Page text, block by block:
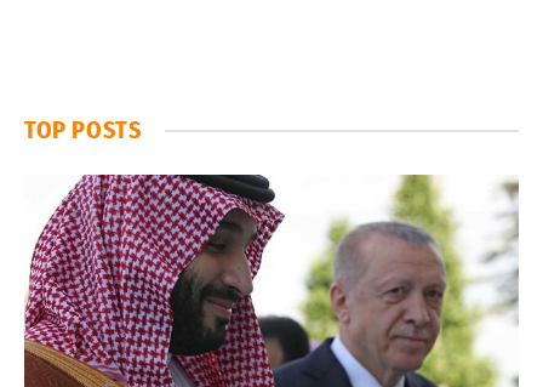
TOP POSTS